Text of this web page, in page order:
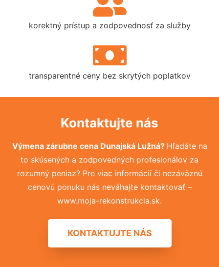
korektný prístup a zodpovednosť za služby
transparentné ceny bez skrytých poplatkov
Kontaktujte nás
Výmena zárubne cena Dunajská Lužná? Hľadáte na
to skúsených a zodpovedných profesionálov za
rozumný peniaz? Pre viac informácií či nezáväznú
cenovú ponuku nás neváhajte kontaktovať –
www.moja-rekonstrukcia.sk.
KONTAKTUJTE NÁS